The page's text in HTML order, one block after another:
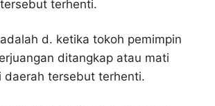
terhenti.
d. ketika tokoh pemimpin
ditangkap atau mati
daerah tersebut terhenti.